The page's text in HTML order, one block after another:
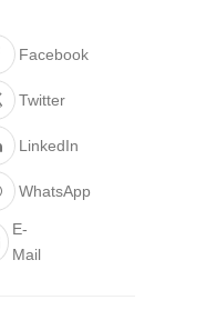
Facebook
Twitter
LinkedIn
WhatsApp
E-
Mail